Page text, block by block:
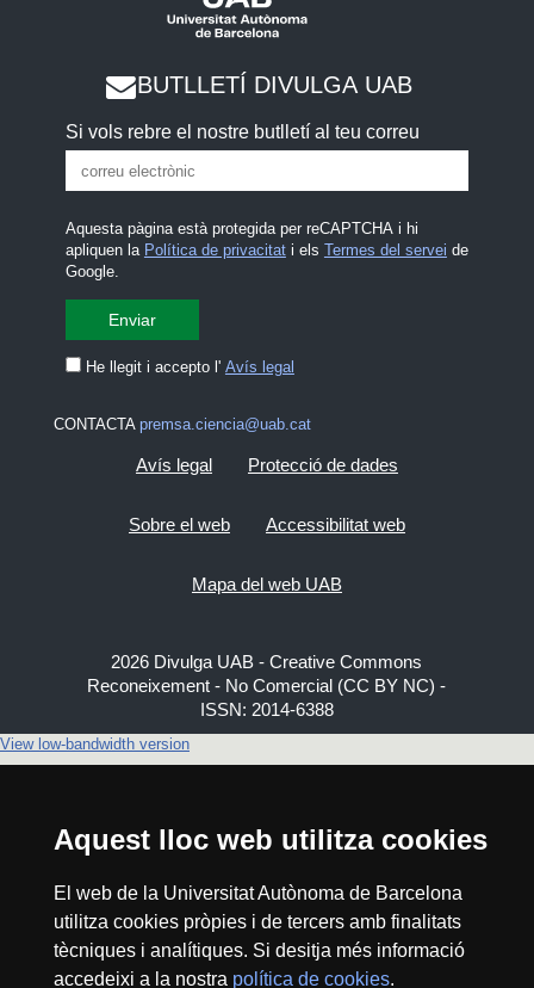
Aquest lloc web utilitza cookies
El web de la Universitat Autònoma de Barcelona
utilitza cookies pròpies i de tercers amb finalitats
tècniques i analítiques. Si desitja més informació
accedeixi a la nostra política de cookies.
BUTLLETÍ DIVULGA UAB
Si vols rebre el nostre butlletí al teu correu
Aquesta pàgina està protegida per reCAPTCHA i hi
apliquen la Política de privacitati els Termes del servei de
Google.
He llegit i accepto l' Avís legal
CONTACTA premsa.ciencia@uab.cat
Avís legal Protecció de dades
Sobre el web Accessibilitat web
Mapa del web UAB
2026 Divulga UAB - Creative Commons
Reconeixement - No Comercial (CC BY NC) -
ISSN: 2014-6388
View low-bandwidth version